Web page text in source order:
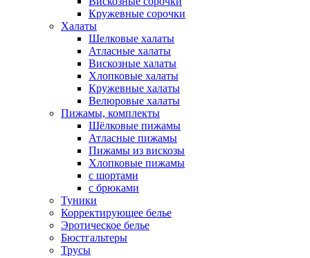
Кружевные сорочки
Халаты
Шелковые халаты
Атласные халаты
Вискозные халаты
Хлопковые халаты
Кружевные халаты
Велюровые халаты
Пижамы, комплекты
Шёлковые пижамы
Атласные пижамы
Пижамы из вискозы
Хлопковые пижамы
с шортами
с брюками
Туники
Корректирующее белье
Эротическое белье
Бюстгальтеры
Трусы